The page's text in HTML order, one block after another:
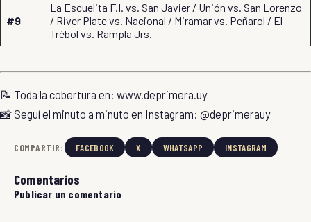
#9
La Escuelita F.I. vs. San Javier / Unión vs. San Lorenzo
/ River Plate vs. Nacional / Miramar vs. Peñarol / El
Trébol vs. Rampla Jrs.
📝 Toda la cobertura en: www.deprimera.uy
📸 Seguí el minuto a minuto en Instagram: @deprimerauy
COMPARTIR: FACEBOOK X WHATSAPP INSTAGRAM
Comentarios
Publicar un comentario